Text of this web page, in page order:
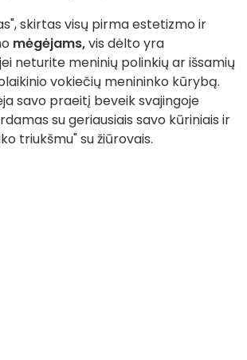
skirtas visų pirma estetizmo ir
mėgėjams,vis dėlto yra
neturite meninių polinkių ar išsamių
vokiečių menininko kūrybą.
savo praeitį beveik svajingoje
su geriausiais savo kūriniais ir
triukšmu" su žiūrovais.